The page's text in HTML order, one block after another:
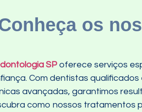
os
SP oferece serviços
Com dentistas
avançadas, garantimos
como nossos tratamentos